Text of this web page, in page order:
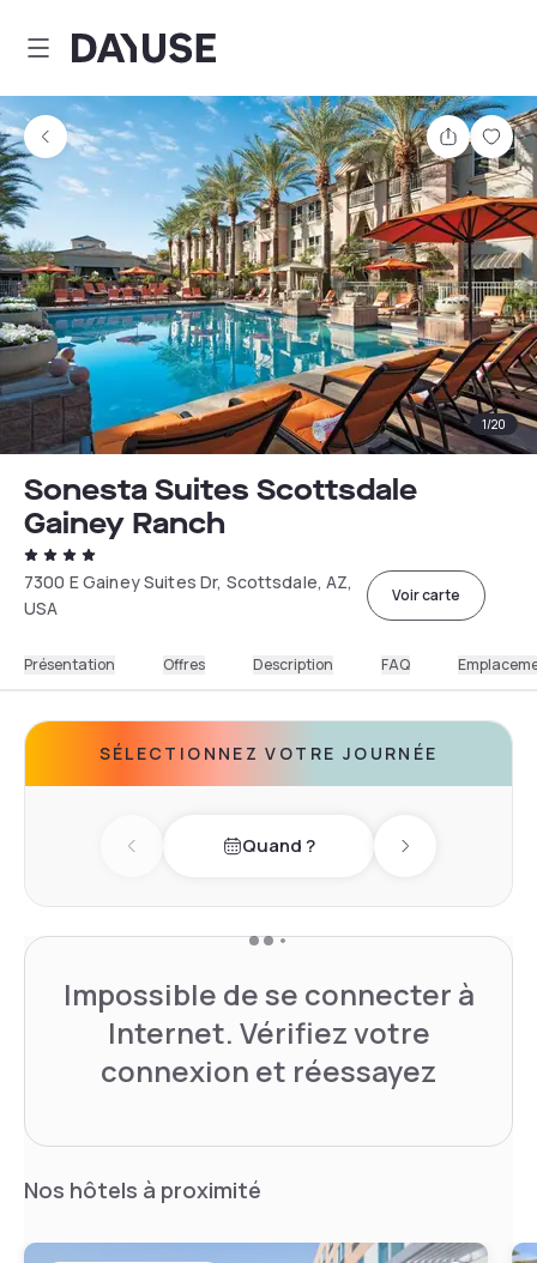
Dayuse
Partager
1/20
Sonesta Suites Scottsdale
Gainey Ranch
7300 E Gainey Suites Dr, Scottsdale, AZ,
USA
Voir carte
Présentation Offres Description FAQ
SÉLECTIONNEZ VOTRE JOURNÉE
Previous dayQuand ? Next day
Impossible de se connecter à
Internet. Vérifiez votre
connexion et réessayez
Nos hôtels à proximité